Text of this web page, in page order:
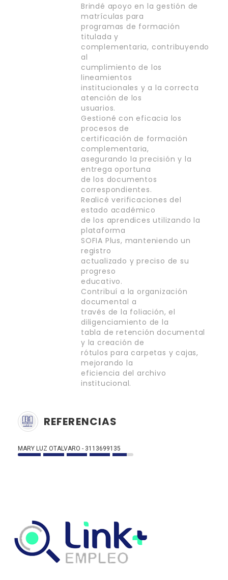
Brindé apoyo en la gestión de
matrículas para
programas de formación
titulada y
complementaria, contribuyendo
al
cumplimiento de los
lineamientos
institucionales y a la correcta
atención de los
usuarios.
Gestioné con eficacia los
procesos de
certificación de formación
complementaria,
asegurando la precisión y la
entrega oportuna
de los documentos
correspondientes.
Realicé verificaciones del
estado académico
de los aprendices utilizando la
plataforma
SOFIA Plus, manteniendo un
registro
actualizado y preciso de su
progreso
educativo.
Contribuí a la organización
documental a
través de la foliación, el
diligenciamiento de la
tabla de retención documental
y la creación de
rótulos para carpetas y cajas,
mejorando la
eficiencia del archivo
institucional.
REFERENCIAS
MARY LUZ OTALVARO - 3113699135